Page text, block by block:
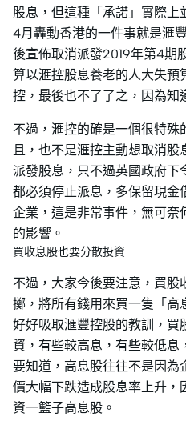
股息，但這種「承諾」實際
4月轟動香港的一件事就是滙
後宣佈取消派發2019年第4期
算以滙控股息養老的人大失預
控，最後也不了了之，因為知
不過，滙控的確是一個很特
且，也不是滙控主動想取消
派發股息，只不過英國政府下
都必須停止派息，多保留現金
企業，這是非常事件，無可奈
的影響。
買收息股也要分散投資
不過，大家今後要注意，買
擲，將所有錢用來買一隻「高
好好吸取滙豐控股的教訓，買
資，有些較高息，有些較低息
要知道，高息股往往不是因為
價大幅下跌造成股息率上升，
資一籃子高息股。